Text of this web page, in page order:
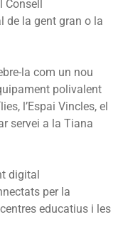
de la gent gran o la
la com un nou
polivalent
l’Espai Vincles, el
servei a la Tiana
digital
per la
educatius i les